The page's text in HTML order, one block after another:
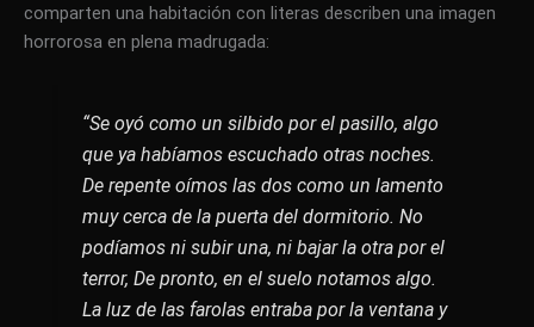
comparten una habitación con literas describen una imagen
horrorosa en plena madrugada:
“Se oyó como un silbido por el pasillo, algo
que ya habíamos escuchado otras noches.
De repente oímos las dos como un lamento
muy cerca de la puerta del dormitorio. No
podíamos ni subir una, ni bajar la otra por el
terror, De pronto, en el suelo notamos algo.
La luz de las farolas entraba por la ventana y